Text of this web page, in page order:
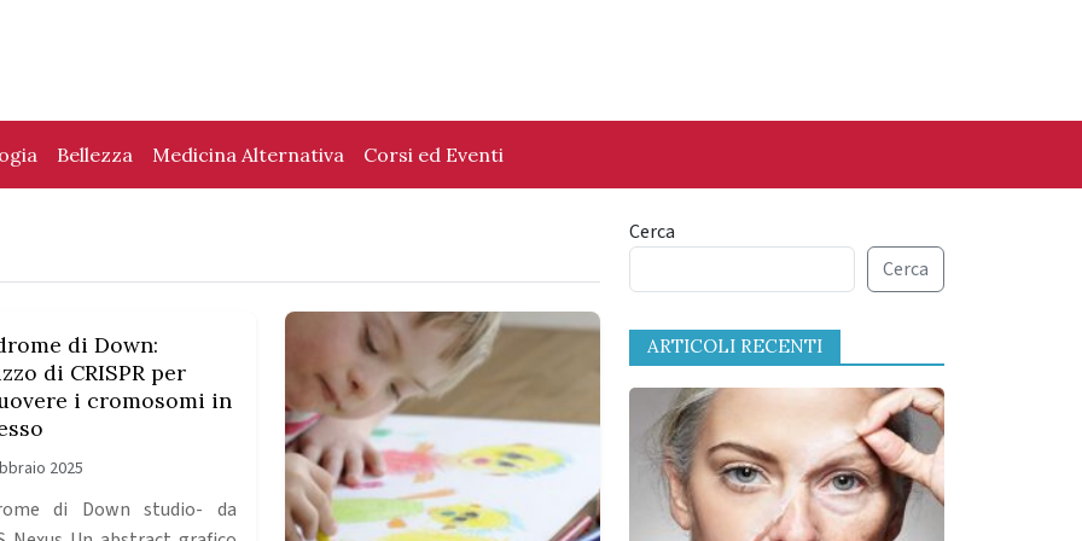
Bellezza Medicina Alternativa Corsi ed Eventi
di Down:
di CRISPR per
i cromosomi in
2025
di Down studio- da
Cerca
Cerca
ARTICOLI RECENTI